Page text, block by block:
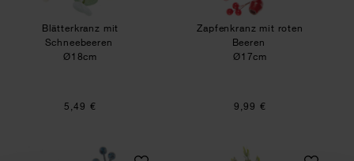
Blätterkranz mit
Schneebeeren
Ø18cm
5,49 €
Zapfenkranz mit roten
Beeren
Ø17cm
9,99 €
Deko-Set Schlehenbeeren/Zweige geeist Blau
Blätterzweig